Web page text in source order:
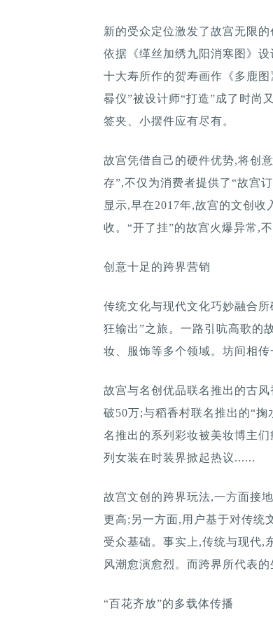
新的受众定位激发了故宫无限
依据《缂丝加绣九阳消寒图》
十大寿所作的贺寿画作《多鹿
晷仪”被设计师“打造”成了时尚
签夹、小摆件应有尽有。
故宫凭借自己的硬件优势,将创
存”,不仅为消费者提供了“故宫
显示,早在2017年,故宫的文创
收。“开了挂”的故宫火爆异常,
创意十足的跨界营销
传统文化与现代文化巧妙融合
狂输出”之旅。一路引吭高歌的
妆、服饰等多个领域。坊间相
故宫与名创优品联名推出的古
破50万;与稻香村联名推出的“
名推出的系列彩妆被美妆博主
列女装在时装界掀起热议......
故宫文创的跨界玩法,一方面接
更高;另一方面,用户基于对传统
受众基础。事实上,传统与现代,
风潮愈演愈烈。而跨界所代表
“百花齐放”的多载体传播